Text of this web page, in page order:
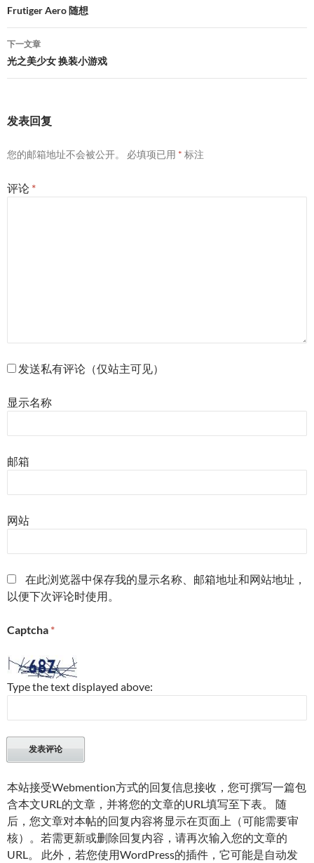
章
导
航
Frutiger Aero 随想
下一文章
光之美少女 换装小游戏
发表回复
您的邮箱地址不会被公开。 必填项已用 * 标注
评论 *
发送私有评论（仅站主可见）
显示名称
邮箱
网站
在此浏览器中保存我的显示名称、邮箱地址和网站地址，
以便下次评论时使用。
Captcha *
Type the text displayed above:
本站接受Webmention方式的回复信息接收，您可撰写一篇包
含本文URL的文章，并将您的文章的URL填写至下表。 随
后，您文章对本帖的回复内容将显示在页面上（可能需要审
核）。若需更新或删除回复内容，请再次输入您的文章的
URL。 此外，若您使用WordPress的插件，它可能是自动发